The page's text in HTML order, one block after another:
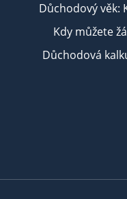
Důchodový věk:
Kdy můžete
Důchodová